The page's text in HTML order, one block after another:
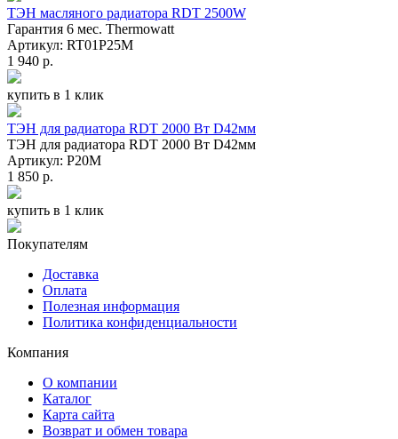
ТЭН масляного радиатора RDT 2500W
Гарантия 6 мес. Thermowatt
Артикул: RT01P25M
1 940 р.
купить в 1 клик
ТЭН для радиатора RDT 2000 Вт D42мм
ТЭН для радиатора RDT 2000 Вт D42мм
Артикул: P20M
1 850 р.
купить в 1 клик
Покупателям
Доставка
Оплата
Полезная информация
Политика конфиденциальности
Компания
О компании
Каталог
Карта сайта
Возврат и обмен товара